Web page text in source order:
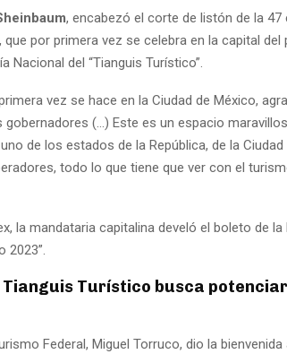
, encabezó el corte de listón de la 47
que por primera vez se celebra en la capital
Nacional del “Tianguis Turístico”.
vez se hace en la Ciudad de México,
(…) Este es un espacio
de los estados de la República, de la Ciudad
todo lo que tiene que ver con el
la mandataria capitalina develó el boleto de la
2023”.
Tianguis Turístico busca
Federal, Miguel Torruco, dio la bienvenida